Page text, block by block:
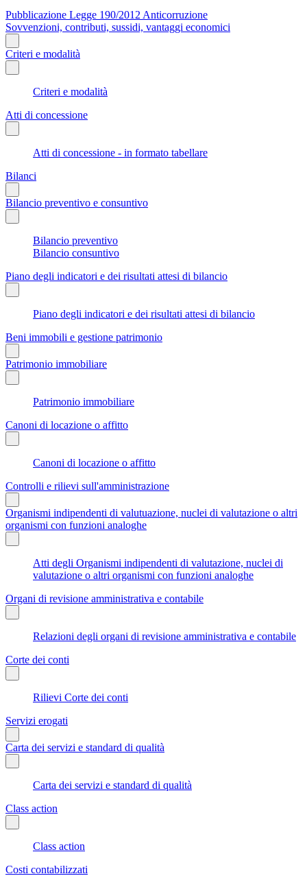
Pubblicazione Legge 190/2012 Anticorruzione
Sovvenzioni, contributi, sussidi, vantaggi economici
Criteri e modalità
Criteri e modalità
Atti di concessione
Atti di concessione - in formato tabellare
Bilanci
Bilancio preventivo e consuntivo
Bilancio preventivo
Bilancio consuntivo
Piano degli indicatori e dei risultati attesi di bilancio
Piano degli indicatori e dei risultati attesi di bilancio
Beni immobili e gestione patrimonio
Patrimonio immobiliare
Patrimonio immobiliare
Canoni di locazione o affitto
Canoni di locazione o affitto
Controlli e rilievi sull'amministrazione
Organismi indipendenti di valutuazione, nuclei di valutazione o altri
organismi con funzioni analoghe
Atti degli Organismi indipendenti di valutazione, nuclei di
valutazione o altri organismi con funzioni analoghe
Organi di revisione amministrativa e contabile
Relazioni degli organi di revisione amministrativa e contabile
Corte dei conti
Rilievi Corte dei conti
Servizi erogati
Carta dei servizi e standard di qualità
Carta dei servizi e standard di qualità
Class action
Class action
Costi contabilizzati